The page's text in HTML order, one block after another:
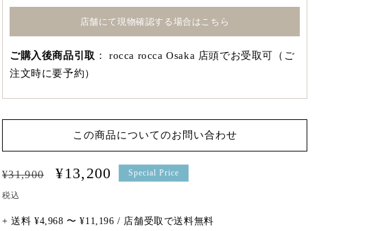
店舗にて現物確認する場合はこちら
ご購入後商品引取 ：rocca rocca Osaka 店頭でお受取可（ご
注文時に要予約）
この商品についてのお問い合わせ
通
常
価
¥31,900
セ
ル
¥13,200 Special Price
税込
+ 送料 ¥4,968 〜 ¥11,196 / 店舗受取で送料無料